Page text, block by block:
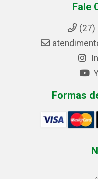
Fale
(27)
Formas